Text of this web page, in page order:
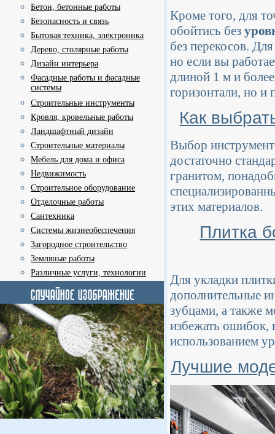
Бетон, бетонные работы
Безопасность и связь
Бытовая техника, электроника
Дерево, столярные работы
Дизайн интерьера
Фасадные работы и фасадные
системы
Строительные инструменты
Кровля, кровельные работы
Ландшафтный дизайн
Строительные материалы
Мебель для дома и офиса
Недвижимость
Строительное оборудование
Отделочные работы
Сантехника
Системы жизнеобеспечения
Загородное строительство
Земляные работы
Различные услуги, технологии
Кроме того, для
обойтись без
без перекосов.
но если вы
длиной 1 м и
горизонтали, но и
Как
Выбор
достаточно
гранитом,
этих материалов.
Плитка
Для укладки
дополнительные
зубцами, а также
избежать ошибок,
использованием
Лучшие